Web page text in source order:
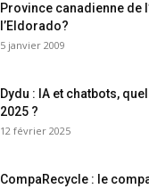
Province canadienne de
l’Eldorado?
5 janvier 2009
Dydu : IA et chatbots,
2025 ?
12 février 2025
CompaRecycle : le